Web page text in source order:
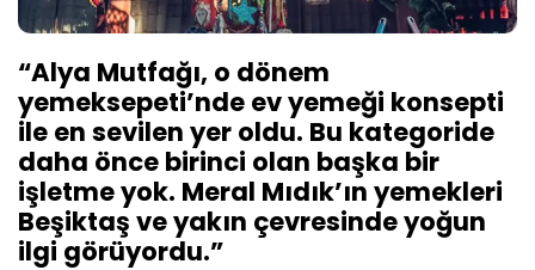
“Alya Mutfağı, o dönem
yemeksepeti’nde ev yemeği konsepti
ile en sevilen yer oldu. Bu kategoride
daha önce birinci olan başka bir
işletme yok. Meral Mıdık’ın yemekleri
Beşiktaş ve yakın çevresinde yoğun
ilgi görüyordu.”